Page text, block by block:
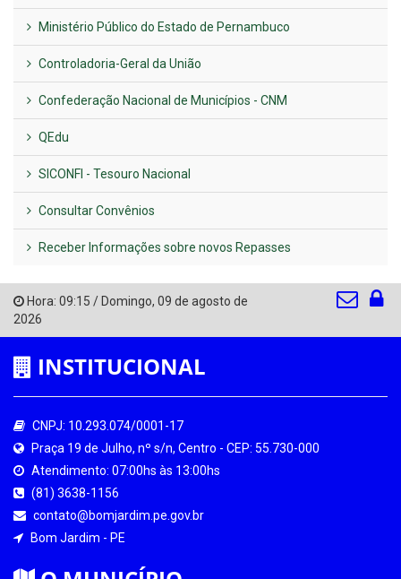
Ministério Público do Estado de Pernambuco
Controladoria-Geral da União
Confederação Nacional de Municípios - CNM
QEdu
SICONFI - Tesouro Nacional
Consultar Convênios
Receber Informações sobre novos Repasses
Hora: 09:15 / Domingo, 09 de agosto de
2026
INSTITUCIONAL
CNPJ: 10.293.074/0001-17
Praça 19 de Julho, nº s/n, Centro - CEP: 55.730-000
Atendimento: 07:00hs às 13:00hs
(81) 3638-1156
contato@bomjardim.pe.gov.br
Bom Jardim - PE